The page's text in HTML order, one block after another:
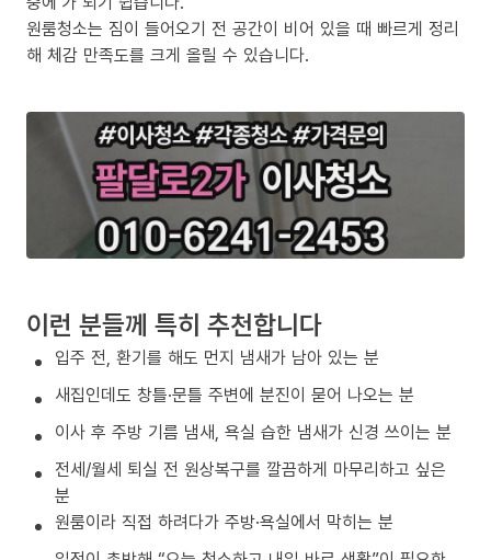
원룸청소는 짐이 들어오기 전 공간이 비어 있을 때 빠르게 정리
해 체감 만족도를 크게 올릴 수 있습니다.
이런 분들께 특히 추천합니다
입주 전, 환기를 해도 먼지 냄새가 남아 있는 분
새집인데도 창틀·문틀 주변에 분진이 묻어 나오는 분
이사 후 주방 기름 냄새, 욕실 습한 냄새가 신경 쓰이는 분
전세/월세 퇴실 전 원상복구를 깔끔하게 마무리하고 싶은
분
원룸이라 직접 하려다가 주방·욕실에서 막히는 분